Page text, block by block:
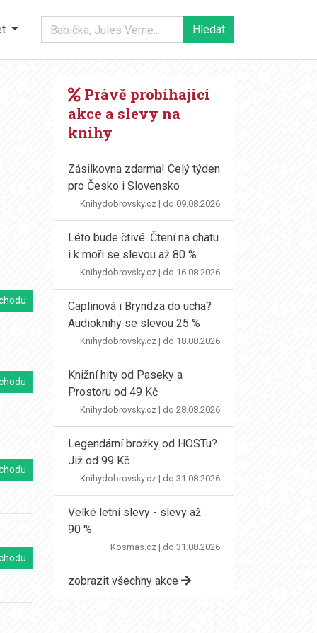
Právě probíhající
akce a slevy na
knihy
Zásilkovna zdarma! Celý týden
pro Česko i Slovensko
Knihydobrovsky.cz | do 09.08.2026
Léto bude čtivé. Čtení na chatu
i k moři se slevou až 80 %
Knihydobrovsky.cz | do 16.08.2026
Caplinová i Bryndza do ucha?
Audioknihy se slevou 25 %
Knihydobrovsky.cz | do 18.08.2026
Knižní hity od Paseky a
Prostoru od 49 Kč
Knihydobrovsky.cz | do 28.08.2026
Legendární brožky od HOSTu?
Již od 99 Kč
Knihydobrovsky.cz | do 31.08.2026
Velké letní slevy - slevy až
90 %
Kosmas.cz | do 31.08.2026
zobrazit všechny akce